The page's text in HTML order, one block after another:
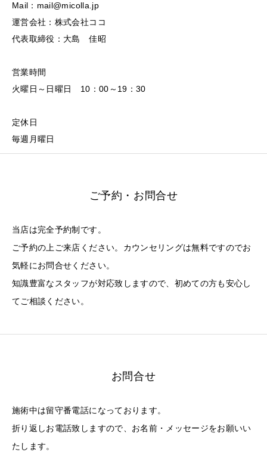
Mail：mail@micolla.jp
運営会社：株式会社ココ
代表取締役：大島 佳昭
営業時間
火曜日～日曜日 10：00～19：30
定休日
毎週月曜日
ご予約・お問合せ
当店は完全予約制です。
ご予約の上ご来店ください。カウンセリングは無料ですのでお
気軽にお問合せください。
知識豊富なスタッフが対応致しますので、初めての方も安心し
てご相談ください。
お問合せ
施術中は留守番電話になっております。
折り返しお電話致しますので、お名前・メッセージをお願いい
たします。